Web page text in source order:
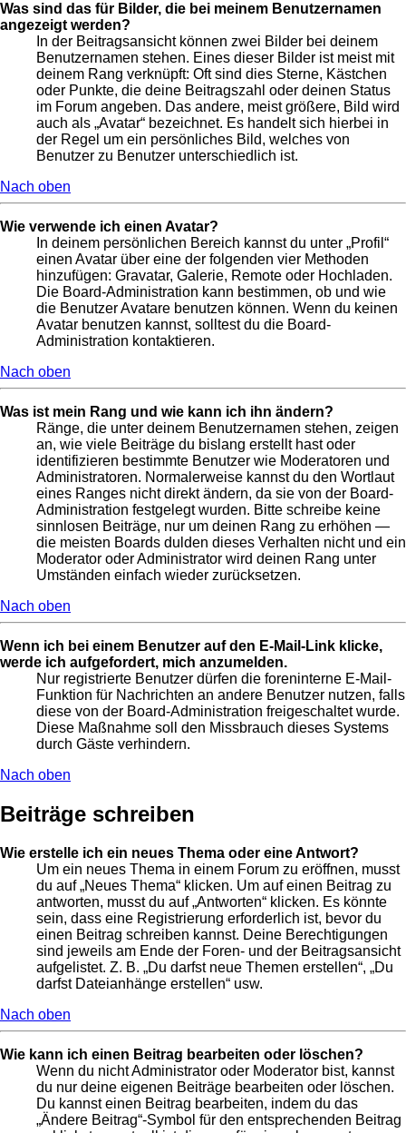
Was sind das für Bilder, die bei meinem Benutzernamen
angezeigt werden?
In der Beitragsansicht können zwei Bilder bei deinem
Benutzernamen stehen. Eines dieser Bilder ist meist mit
deinem Rang verknüpft: Oft sind dies Sterne, Kästchen
oder Punkte, die deine Beitragszahl oder deinen Status
im Forum angeben. Das andere, meist größere, Bild wird
auch als „Avatar“ bezeichnet. Es handelt sich hierbei in
der Regel um ein persönliches Bild, welches von
Benutzer zu Benutzer unterschiedlich ist.
Nach oben
Wie verwende ich einen Avatar?
In deinem persönlichen Bereich kannst du unter „Profil“
einen Avatar über eine der folgenden vier Methoden
hinzufügen: Gravatar, Galerie, Remote oder Hochladen.
Die Board-Administration kann bestimmen, ob und wie
die Benutzer Avatare benutzen können. Wenn du keinen
Avatar benutzen kannst, solltest du die Board-
Administration kontaktieren.
Nach oben
Was ist mein Rang und wie kann ich ihn ändern?
Ränge, die unter deinem Benutzernamen stehen, zeigen
an, wie viele Beiträge du bislang erstellt hast oder
identifizieren bestimmte Benutzer wie Moderatoren und
Administratoren. Normalerweise kannst du den Wortlaut
eines Ranges nicht direkt ändern, da sie von der Board-
Administration festgelegt wurden. Bitte schreibe keine
sinnlosen Beiträge, nur um deinen Rang zu erhöhen —
die meisten Boards dulden dieses Verhalten nicht und ein
Moderator oder Administrator wird deinen Rang unter
Umständen einfach wieder zurücksetzen.
Nach oben
Wenn ich bei einem Benutzer auf den E-Mail-Link klicke,
werde ich aufgefordert, mich anzumelden.
Nur registrierte Benutzer dürfen die foreninterne E-Mail-
Funktion für Nachrichten an andere Benutzer nutzen, falls
diese von der Board-Administration freigeschaltet wurde.
Diese Maßnahme soll den Missbrauch dieses Systems
durch Gäste verhindern.
Nach oben
Beiträge schreiben
Wie erstelle ich ein neues Thema oder eine Antwort?
Um ein neues Thema in einem Forum zu eröffnen, musst
du auf „Neues Thema“ klicken. Um auf einen Beitrag zu
antworten, musst du auf „Antworten“ klicken. Es könnte
sein, dass eine Registrierung erforderlich ist, bevor du
einen Beitrag schreiben kannst. Deine Berechtigungen
sind jeweils am Ende der Foren- und der Beitragsansicht
aufgelistet. Z. B. „Du darfst neue Themen erstellen“, „Du
darfst Dateianhänge erstellen“ usw.
Nach oben
Wie kann ich einen Beitrag bearbeiten oder löschen?
Wenn du nicht Administrator oder Moderator bist, kannst
du nur deine eigenen Beiträge bearbeiten oder löschen.
Du kannst einen Beitrag bearbeiten, indem du das
„Ändere Beitrag“-Symbol für den entsprechenden Beitrag